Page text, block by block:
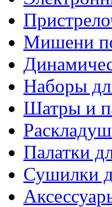
Мишени
Наборы
Шатры и
Палатки
Сушилки